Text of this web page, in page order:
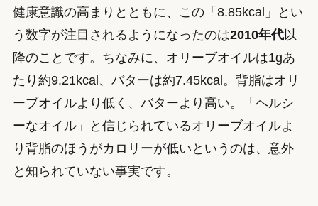
健康意識の高まりとともに、この「8.85kcal」とい
う数字が注目されるようになったのは2010年代以
降のことです。ちなみに、オリーブオイルは1gあ
たり約9.21kcal、バターは約7.45kcal。背脂はオリ
ーブオイルより低く、バターより高い。「ヘルシ
ーなオイル」と信じられているオリーブオイルよ
り背脂のほうがカロリーが低いというのは、意外
と知られていない事実です。